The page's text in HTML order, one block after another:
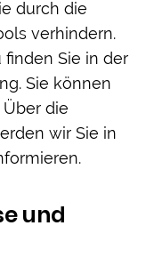
durch die
verhindern.
Sie in der
Sie können
die
wir Sie in
und